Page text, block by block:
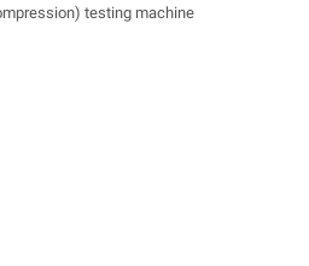
testing machine